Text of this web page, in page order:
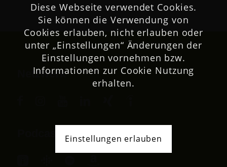
Netzwerk
Diese Webseite verwendet Cookies.
Sie können die Verwendung von
Cookies erlauben, nicht erlauben oder
unter „Einstellungen“ Änderungen der
Einstellungen vornehmen bzw.
Informationen zur Cookie Nutzung
erhalten.
Einstellungen erlauben